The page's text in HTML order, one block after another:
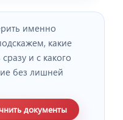
именно
какие
и с какого
без лишней
документы